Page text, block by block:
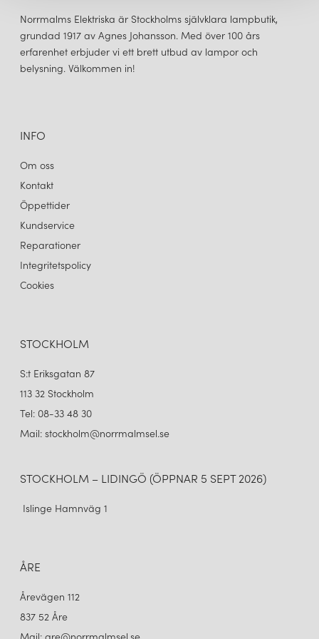
Norrmalms Elektriska är Stockholms självklara lampbutik,
grundad 1917 av Agnes Johansson. Med över 100 års
erfarenhet erbjuder vi ett brett utbud av lampor och
belysning. Välkommen in!
INFO
Om oss
Kontakt
Öppettider
Kundservice
Reparationer
Integritetspolicy
Cookies
STOCKHOLM
S:t Eriksgatan 87
113 32 Stockholm
Tel: 08-33 48 30
Mail: stockholm@norrmalmsel.se
STOCKHOLM – LIDINGÖ (ÖPPNAR 5 SEPT 2026)
Islinge Hamnväg 1
ÅRE
Årevägen 112
837 52 Åre
Mail: are@norrmalmsel.se